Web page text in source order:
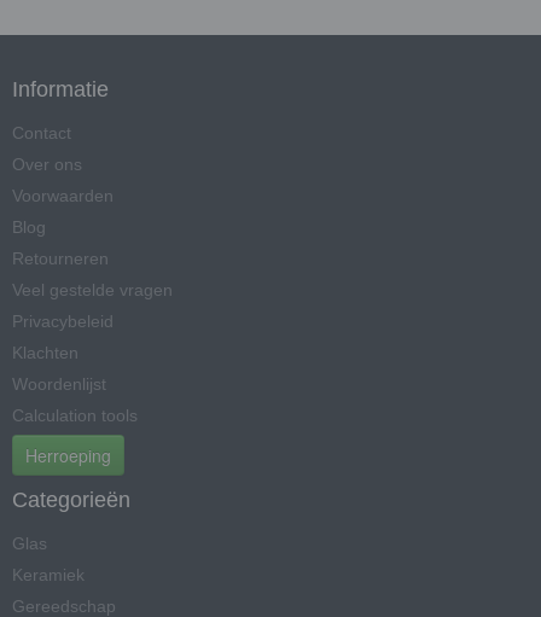
Informatie
Contact
Over ons
Voorwaarden
Blog
Retourneren
Veel gestelde vragen
Privacybeleid
Klachten
Woordenlijst
Calculation tools
Herroeping
Categorieën
Glas
Keramiek
Gereedschap